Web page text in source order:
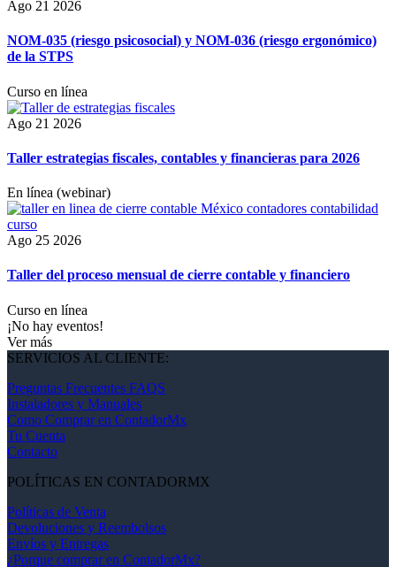
Ago 21 2026
NOM-035 (riesgo psicosocial) y NOM-036 (riesgo ergonómico)
de la STPS
Curso en línea
Ago 21 2026
Taller estrategias fiscales, contables y financieras para 2026
En línea (webinar)
Ago 25 2026
Taller del proceso mensual de cierre contable y financiero
Curso en línea
¡No hay eventos!
Ver más
SERVICIOS AL CLIENTE:
Preguntas Frecuentes FAQS
Instaladores y Manuales
Como Comprar en ContadorMx
Tu Cuenta
Contacto
POLÍTICAS EN CONTADORMX
Políticas de Venta
Devoluciones y Reembolsos
Envíos y Entregas
¿Porque comprar en ContadorMx?